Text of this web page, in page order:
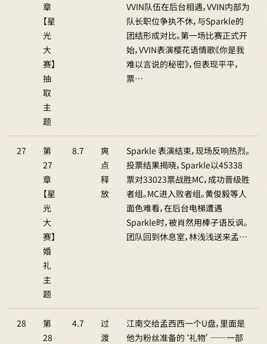
章
【星
光
大
赛】
抽
取
主
题
VVIN队伍在后台相遇，VVIN内部为
队长职位争执不休，与Sparkle的
团结形成对比。第一场比赛正式开
始，VVIN表演樱花语情歌《你是我
难以言说的秘密》，但表现平平，
票…
27
第
27
章
【星
光
大
赛】
婚
礼
主
题
8.7
爽
点
释
放
Sparkle 表演结束，现场反响热烈。
投票结果揭晓，Sparkle以45338
票对33023票战胜MC，成功晋级胜
者组。MC进入败者组。黄俊毅等人
面色难看，在后台电梯遭遇
Sparkle时，被肖然用棒子语反讽。
团队回到休息室，林浅浅送来孟…
28
第
28
4.7
过
渡
江南交给孟西西一个U盘，里面是
他为粉丝准备的‘礼物’——一部